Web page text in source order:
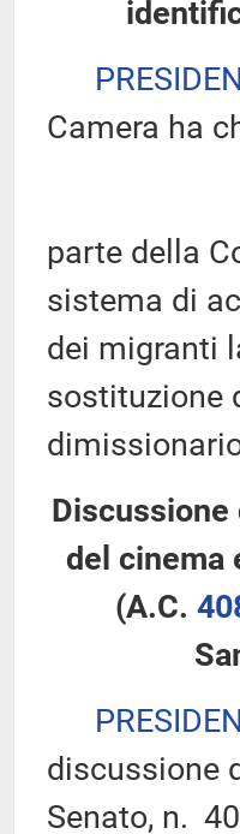
Camera ha
parte della
sistema di
dei migranti
sostituzione
del cinema
(A.C.
discussione
Senato, n.